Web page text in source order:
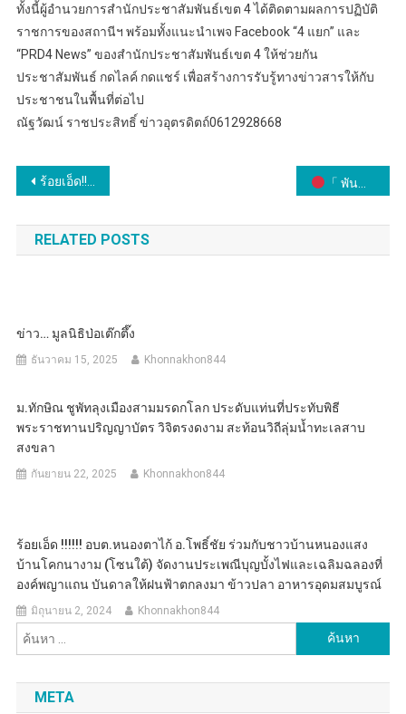
ทั้งนี้ผู้อำนวยการสำนักประชาสัมพันธ์เขต 4 ได้ติดตามผลการปฏิบัติ
ราชการของสถานีฯ พร้อมทั้งแนะนำเพจ Facebook “4 แยก” และ
“PRD4 News” ของสำนักประชาสัมพันธ์เขต 4 ให้ช่วยกัน
ประชาสัมพันธ์ กดไลค์ กดแชร์ เพื่อสร้างการรับรู้ทางข่าวสารให้กับ
ประชาชนในพื้นที่ต่อไป
ณัฐวัฒน์​ ราช​ประสิทธิ์​ ข่าวอุตรดิตถ์​0612928668​
แนะแนว
เรื่อง
ร้อยเอ็ด!!!!!! ปปช.ร้อยเอ็ดตรวจสอบระบบประปาเทศบาลสุวรรณภูมิหลังเพจปฏิบัติการหมาเฝ้าบ้านระบุสร้างเสร็จสิงหาคมปี 59 แต่ไม่เคยเปิดใช้ ล่าสุดพบว่าประปายังใช้งานได้ตามปกติ 「 พันตำรวจเอก ทวี สอดส่อง รัฐมนตรีว่าการกระทรวงยุติธรรม ประชุมขับเคลื่อน ความคืบหน้าของการดำเนินการ พ.ร.บ.อุ้มหายฯ ที่มีผลบังคับใช้ครบ 1 ปี 」
RELATED POSTS
ข่าว… มูลนิธิป่อเต๊กตึ๊ง
ธันวาคม 15, 2025 Khonnakhon844
ม.ทักษิณ ชูพัทลุงเมืองสามมรดกโลก ประดับแท่นที่ประทับพิธี
พระราชทานปริญญาบัตร วิจิตรงดงาม สะท้อนวิถีลุ่มน้ำทะเลสาบ
สงขลา
กันยายน 22, 2025 Khonnakhon844
ร้อยเอ็ด !!!!!! อบต.หนองตาไก้ อ.โพธิ์ชัย ร่วมกับชาวบ้านหนองแสง
บ้านโคกนางาม (โซนใต้) จัดงานประเพณีบุญบั้งไฟและเฉลิมฉลองที่
องค์พญาแถน บันดาลให้ฝนฟ้าตกลงมา ข้าวปลา อาหารอุดมสมบูรณ์
มิถุนายน 2, 2024 Khonnakhon844
สำหรับ:
META